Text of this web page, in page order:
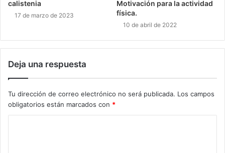
calistenia
17 de marzo de 2023
Motivación para la actividad
física.
10 de abril de 2022
Deja una respuesta
Tu dirección de correo electrónico no será publicada. Los campos
obligatorios están marcados con *